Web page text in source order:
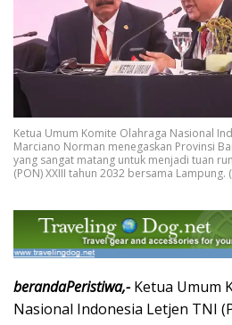
Ketua Umum Komite Olahraga Nasional
Marciano Norman menegaskan Provinsi
yang sangat matang untuk menjadi tuan
(PON) XXIII tahun 2032 bersama
berandaPeristiwa,- Ketua Umum
Nasional Indonesia Letjen TNI